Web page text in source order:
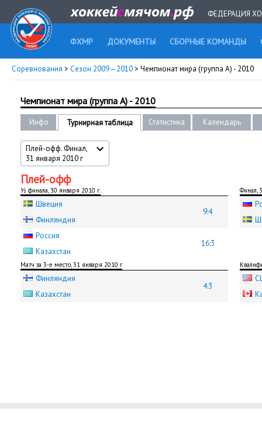
ФЕДЕРАЦИЯ
ФХМР ДОКУМЕНТЫ СБОРНЫЕ КОМАНДЫ
Соревнования > Сезон 2009—2010> Чемпионат мира (группа А) - 2010
Чемпионат мира (группа А) - 2010
Инфо Турнирная таблица Статистика Календарь
Плей-офф. Финал,
31 января 2010 г
Плей-офф
½ финала, 30 января 2010 г.
Швеция
9:4
Финляндия
Россия
16:3
Казахстан
Финал,
Матч за 3-е место, 31 января 2010 г
Финляндия
4:3
Казахстан